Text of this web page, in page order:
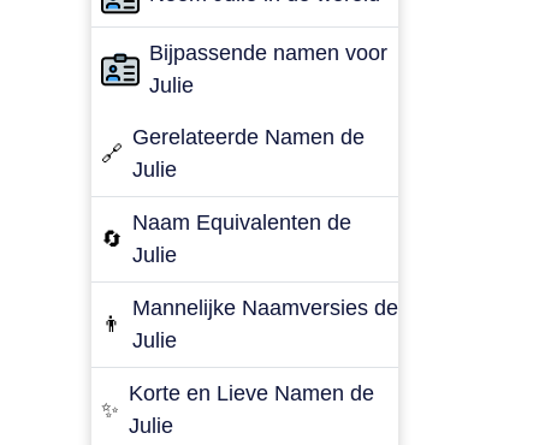
Bijpassende namen voor
Julie
🔗
Gerelateerde Namen de
Julie
🔄
Naam Equivalenten de
Julie
👨
Mannelijke Naamversies de
Julie
✨
Korte en Lieve Namen de
Julie